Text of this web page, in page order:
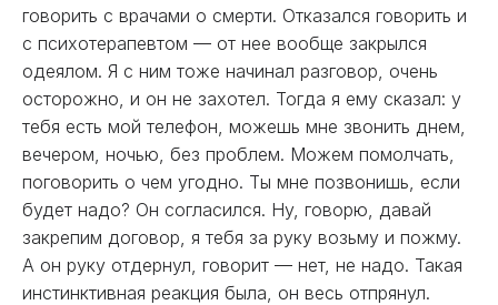
говорить с врачами о смерти. Отказался говорить и
с психотерапевтом — от нее вообще закрылся
одеялом. Я с ним тоже начинал разговор, очень
осторожно, и он не захотел. Тогда я ему сказал: у
тебя есть мой телефон, можешь мне звонить днем,
вечером, ночью, без проблем. Можем помолчать,
поговорить о чем угодно. Ты мне позвонишь, если
будет надо? Он согласился. Ну, говорю, давай
закрепим договор, я тебя за руку возьму и пожму.
А он руку отдернул, говорит — нет, не надо. Такая
инстинктивная реакция была, он весь отпрянул.